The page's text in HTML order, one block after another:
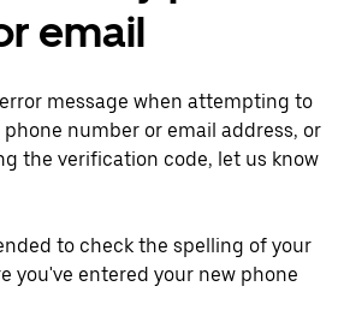
email
message when attempting to
number or email address, or
the verification code, let us know
to check the spelling of your
you've entered your new phone